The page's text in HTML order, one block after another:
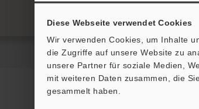
Diese Webseite verwendet Cookies
Wir verwenden Cookies, um Inhalte
die Zugriffe auf unsere Website zu
unsere Partner für soziale Medien,
mit weiteren Daten zusammen, die
gesammelt haben.